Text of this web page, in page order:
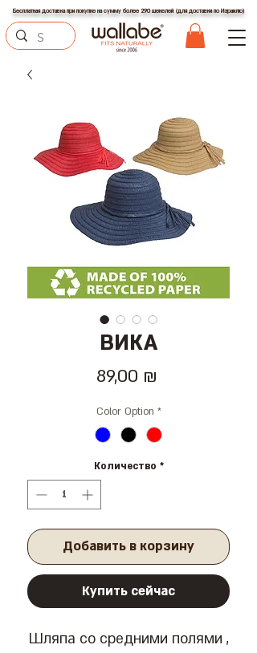
Бесплатная доставка при покупке на сумму более 290 шекелей (для доставки по Израилю)
ВИКА
89,00 ₪
Color Option *
Количество *
Добавить в корзину
Купить сейчас
Шляпа со средними полями ,